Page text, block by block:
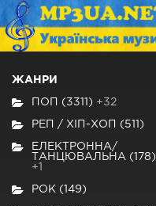
ЖАНРИ
ПОП (3311) +32
РЕП / ХІП-ХОП (511)
ЕЛЕКТРОННА/
ТАНЦЮВАЛЬНА (178)
+1
РОК (149)